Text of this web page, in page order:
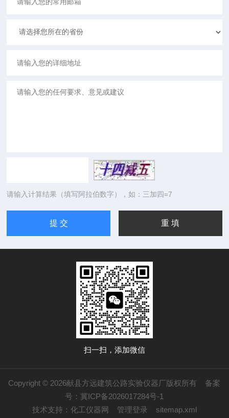
请输入计算结果（填写阿拉伯数字），如：三加四=7
扫一扫，添加微信
Copyright © 2026献县方远建筑公路实验仪器厂版权所有 备案
号：冀ICP备2026017284号-1
技术支持： 化工仪器网 管理登录 sitemap.xml